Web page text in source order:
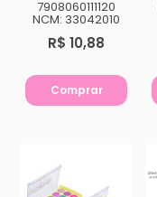
7908060111120
NCM: 33042010
R$ 10,88
Comprar